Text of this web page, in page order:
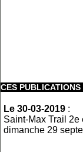
CES PUBLICATIONS
Le 30-03-2019 :
Saint-Max Trail 2e
dimanche 29